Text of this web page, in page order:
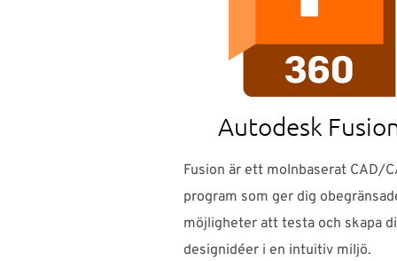
Autodesk
Fusion är ett molnbaserat CAD/
program som ger dig
möjligheter att testa och skapa
designidéer i en intuitiv miljö.